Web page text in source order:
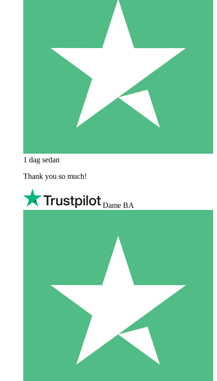
1 dag sedan
Thank you so much!
Dame BA